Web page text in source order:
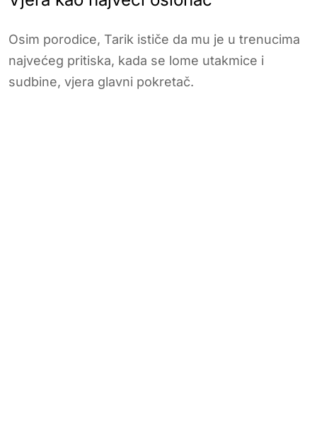
Osim porodice, Tarik ističe da mu je u trenucima
najvećeg pritiska, kada se lome utakmice i
sudbine, vjera glavni pokretač.